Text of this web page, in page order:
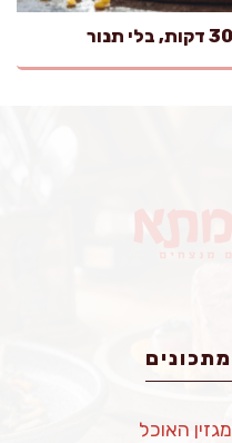
מתכונים
מגזין האוכל